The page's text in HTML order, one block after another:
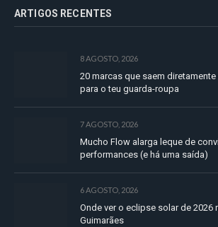
ARTIGOS RECENTES
8 AGOSTO, 2026
20 marcas que saem
para o teu guarda-roupa
7 AGOSTO, 2026
Mucho Flow alarga leque de
performances (e há uma saída)
6 AGOSTO, 2026
Onde ver o eclipse solar de 2026
Guimarães